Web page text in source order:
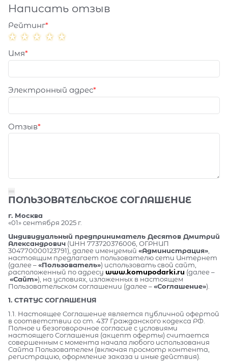
Написать отзыв
Рейтинг
Имя
Электронный адрес
Отзыв
ПОЛЬЗОВАТЕЛЬСКОЕ СОГЛАШЕНИЕ
г. Москва
«01» сентября 2025 г.
Индивидуальный предприниматель Десятов Дмитрий
Александрович (ИНН 773720376006, ОГРНИП
304770000123791), далее именуемый «Администрация»
настоящим предлагает пользователю сети Интернет
(далее –«Пользователь») использовать свой сайт,
расположенный по адресу www.komupodarki.ru (далее –
«Сайт»), на условиях, изложенных в настоящем
Пользовательском соглашении (далее –«Соглашение»).
1. СТАТУС СОГЛАШЕНИЯ
1.1. Настоящее Соглашение является публичной офертой
в соответствии со ст. 437 Гражданского кодекса РФ.
Полное и безоговорочное согласие с условиями
настоящего Соглашения (акцепт оферты) считается
совершенным с момента начала любого использования
Сайта Пользователем (включая просмотр контента,
регистрацию, оформление заказа и иные действия).